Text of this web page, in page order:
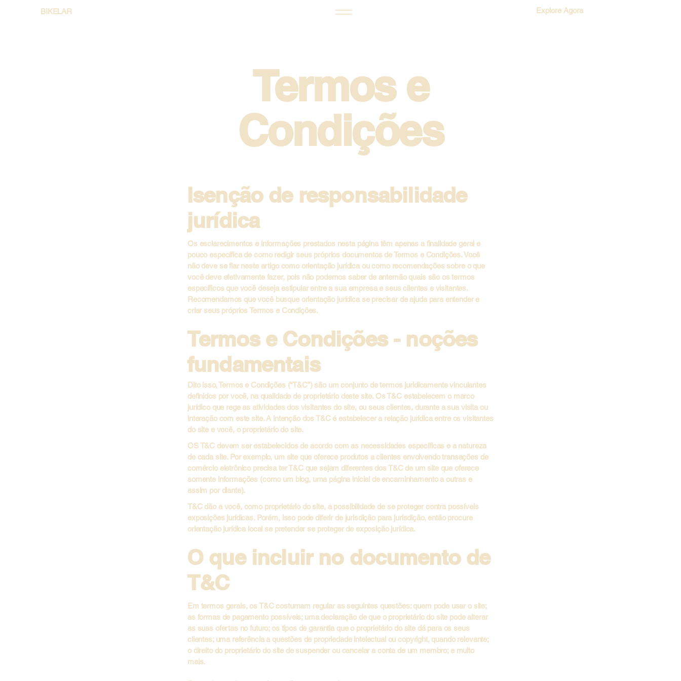
BIKELAR Explore Agora
Termos e
Condições
Isenção de responsabilidade
jurídica
Os esclarecimentos e informações prestados nesta página têm apenas a finalidade geral e
pouco específica de como redigir seus próprios documentos de Termos e Condições. Você
não deve se fiar neste artigo como orientação jurídica ou como recomendações sobre o que
você deve efetivamente fazer, pois não podemos saber de antemão quais são os termos
específicos que você deseja estipular entre a sua empresa e seus clientes e visitantes.
Recomendamos que você busque orientação jurídica se precisar de ajuda para entender e
criar seus próprios Termos e Condições.
Termos e Condições - noções
fundamentais
Dito isso, Termos e Condições (“T&C”) são um conjunto de termos juridicamente vinculantes
definidos por você, na qualidade de proprietário deste site. Os T&C estabelecem o marco
jurídico que rege as atividades dos visitantes do site, ou seus clientes, durante a sua visita ou
interação com este site. A intenção dos T&C é estabelecer a relação jurídica entre os visitantes
do site e você, o proprietário do site.
OS T&C devem ser estabelecidos de acordo com as necessidades específicas e a natureza
de cada site. Por exemplo, um site que oferece produtos a clientes envolvendo transações de
comércio eletrônico precisa ter T&C que sejam diferentes dos T&C de um site que oferece
somente informações (como um blog, uma página inicial de encaminhamento a outras e
assim por diante).
T&C dão a você, como proprietário do site, a possibilidade de se proteger contra possíveis
exposições jurídicas. Porém, isso pode diferir de jurisdição para jurisdição, então procure
orientação jurídica local se pretender se proteger de exposição jurídica.
O que incluir no documento de
T&C
Em termos gerais, os T&C costumam regular as seguintes questões: quem pode usar o site;
as formas de pagamento possíveis; uma declaração de que o proprietário do site pode alterar
as suas ofertas no futuro; os tipos de garantia que o proprietário do site dá para os seus
clientes; uma referência a questões de propriedade intelectual ou copyright, quando relevante;
o direito do proprietário do site de suspender ou cancelar a conta de um membro; e muito
mais.